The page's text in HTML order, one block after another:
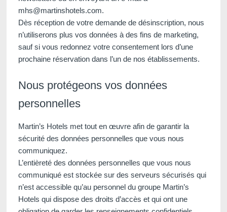
mhs@martinshotels.com.
Dès réception de votre demande de désinscription, nous
n’utiliserons plus vos données à des fins de marketing,
sauf si vous redonnez votre consentement lors d’une
prochaine réservation dans l’un de nos établissements.
Nous protégeons vos données
personnelles
Martin’s Hotels met tout en œuvre afin de garantir la
sécurité des données personnelles que vous nous
communiquez.
L’entièreté des données personnelles que vous nous
communiqué est stockée sur des serveurs sécurisés qui
n’est accessible qu’au personnel du groupe Martin’s
Hotels qui dispose des droits d’accès et qui ont une
Hôtels